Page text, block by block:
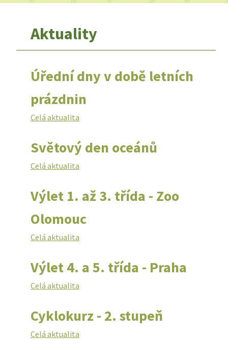
Aktuality
Úřední dny v době letních
prázdnin
Celá aktualita
Světový den oceánů
Celá aktualita
Výlet 1. až 3. třída - Zoo
Olomouc
Celá aktualita
Výlet 4. a 5. třída - Praha
Celá aktualita
Cyklokurz - 2. stupeň
Celá aktualita